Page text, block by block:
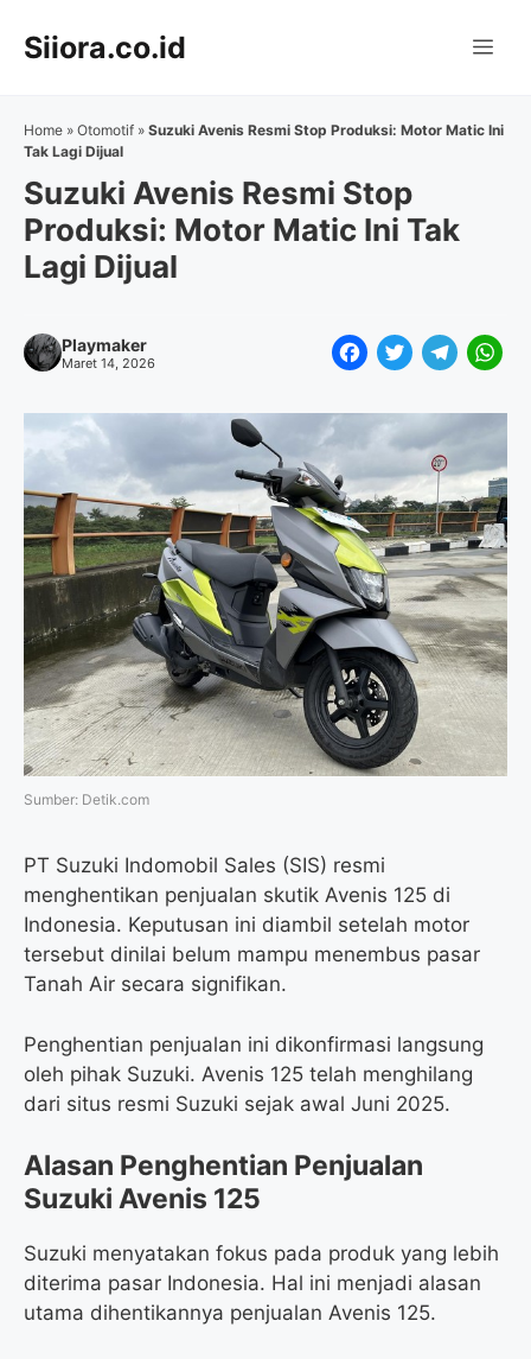
Siiora.co.id
Home » Otomotif » Suzuki Avenis Resmi Stop Produksi: Motor Matic Ini
Tak Lagi Dijual
Suzuki Avenis Resmi Stop
Produksi: Motor Matic Ini Tak
Lagi Dijual
Playmaker
Maret 14, 2026
F
b
o
o
k
T
i
t
e
r
T
l
e
g
r
a
m
W
t
s
A
p
p
Sumber: Detik.com
PT Suzuki Indomobil Sales (SIS) resmi
menghentikan penjualan skutik Avenis 125 di
Indonesia. Keputusan ini diambil setelah motor
tersebut dinilai belum mampu menembus pasar
Tanah Air secara signifikan.
Penghentian penjualan ini dikonfirmasi langsung
oleh pihak Suzuki. Avenis 125 telah menghilang
dari situs resmi Suzuki sejak awal Juni 2025.
Alasan Penghentian Penjualan
Suzuki Avenis 125
Suzuki menyatakan fokus pada produk yang lebih
diterima pasar Indonesia. Hal ini menjadi alasan
utama dihentikannya penjualan Avenis 125.